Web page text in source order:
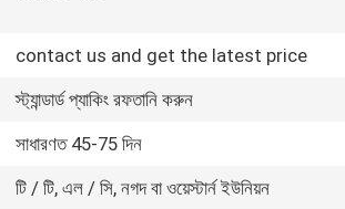
contact us and get the latest price
স্ট্যান্ডার্ড প্যাকিং রফতানি করুন
সাধারণত 45-75 দিন
টি / টি, এল / সি, নগদ বা ওয়েস্টার্ন ইউনিয়ন